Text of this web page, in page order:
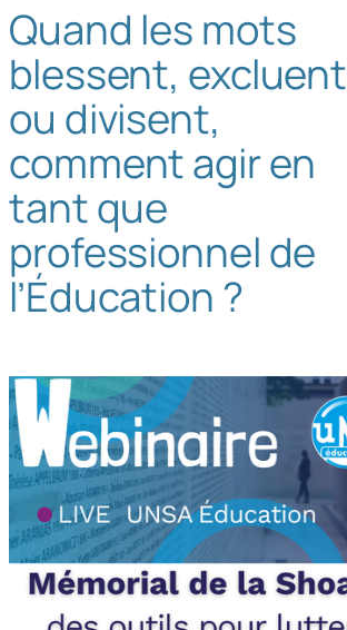
r
c
h
e
r
Quand les mots
blessent, excluent
ou divisent,
comment agir en
tant que
professionnel de
l’Éducation ?